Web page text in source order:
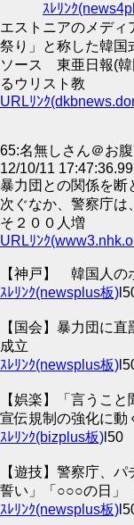
ｽﾚﾘﾝｸ
エストニアのメディ
祭り」と称した韓国
ソース 東亜日報(
るウリスト教
URLﾘﾝｸ
65:名無しさん＠お腹
12/10/11
暴力団との関係を断
次ぐなか、警察庁は
そ２００人増
URLﾘﾝｸ
【神戸】 韓国人
ｽﾚﾘﾝｸ(newsplus板)
【国会】暴力団に
成立
ｽﾚﾘﾝｸ(newsplus板)
【娯楽】「言うこ
宣伝規制の強化に動
ｽﾚﾘﾝｸ(bizplus板) l50
【遊技】警察庁、
誓い」「○○○の日」
ｽﾚﾘﾝｸ(newsplus板)